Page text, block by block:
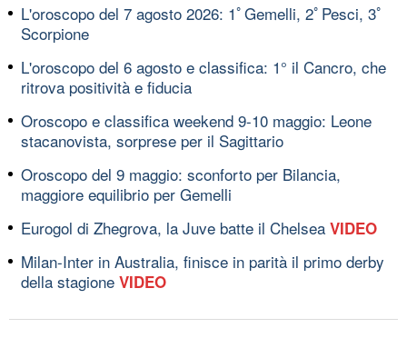
L'oroscopo del 7 agosto 2026: 1ﾟGemelli, 2ﾟPesci, 3ﾟ
Scorpione
L'oroscopo del 6 agosto e classifica: 1° il Cancro, che
ritrova positività e fiducia
Oroscopo e classifica weekend 9-10 maggio: Leone
stacanovista, sorprese per il Sagittario
Oroscopo del 9 maggio: sconforto per Bilancia,
maggiore equilibrio per Gemelli
Eurogol di Zhegrova, la Juve batte il Chelsea VIDEO
Milan-Inter in Australia, finisce in parità il primo derby
della stagione VIDEO